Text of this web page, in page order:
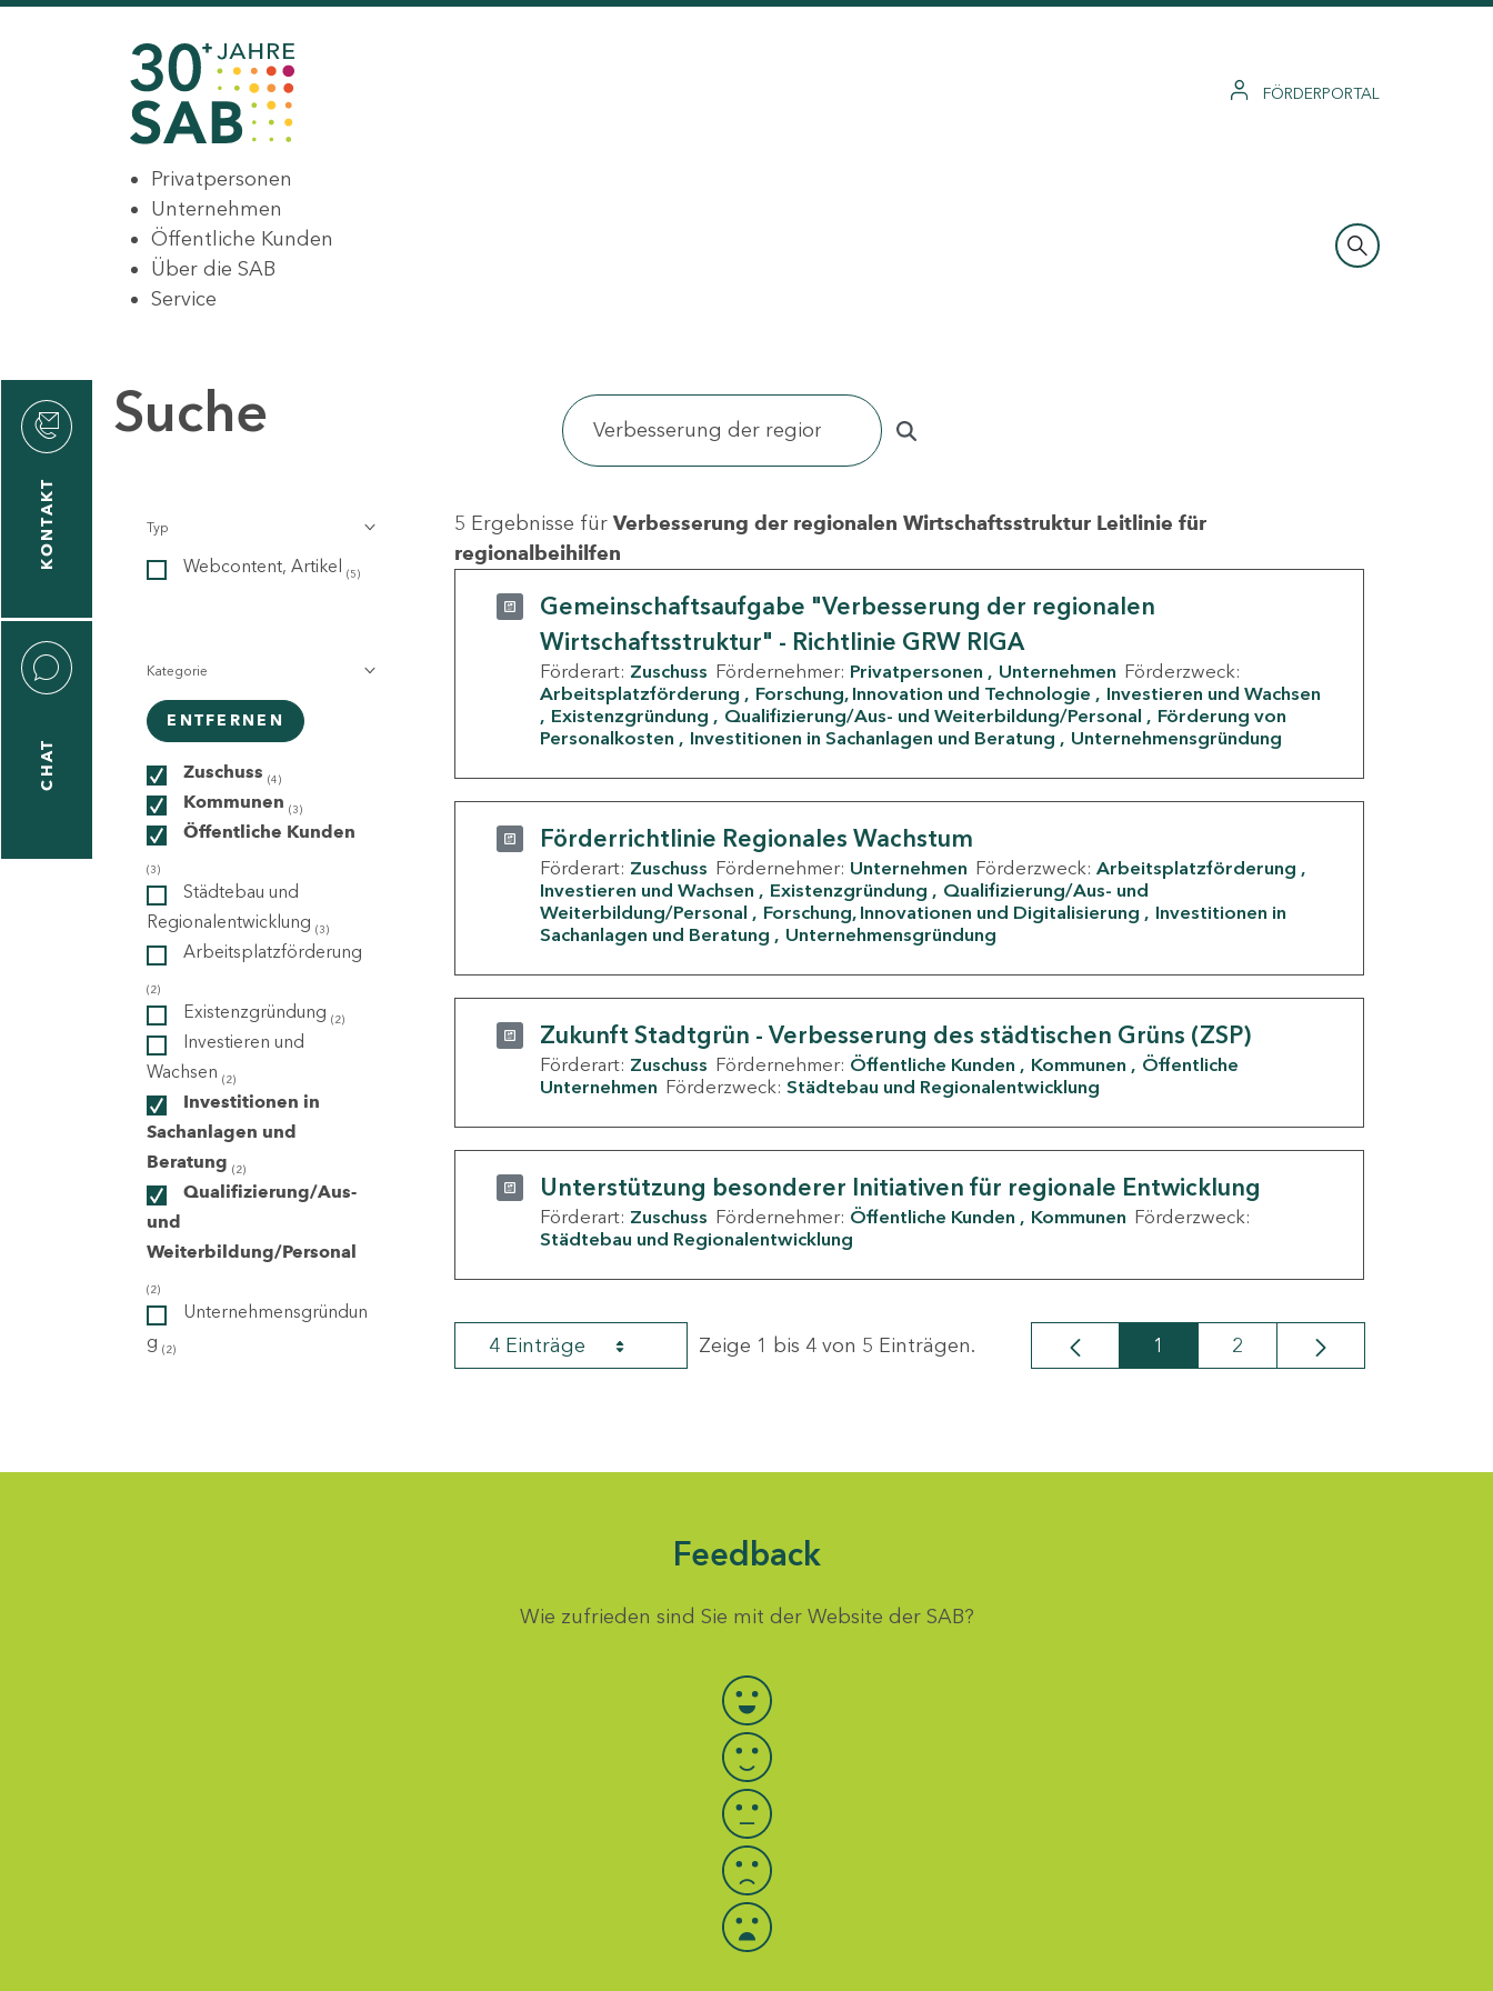
FÖRDERPORTAL
Privatpersonen
Unternehmen
Öffentliche Kunden
Über die SAB
Service
KONTAKT
CHAT
Suche
Typ
Webcontent, Artikel (5)
Kategorie
ENTFERNEN
Zuschuss (4)
Kommunen (3)
Öffentliche Kunden
(3)
Städtebau und
Regionalentwicklung (3)
Arbeitsplatzförderung
(2)
Existenzgründung (2)
Investieren und
Wachsen (2)
Investitionen in
Sachanlagen und
Beratung (2)
Qualifizierung/Aus-
und
Weiterbildung/Personal
(2)
Unternehmensgründun
g (2)
5 Ergebnisse für Verbesserung der regionalen Wirtschaftsstruktur Leitlinie für
regionalbeihilfen
Gemeinschaftsaufgabe "Verbesserung der regionalen
Wirtschaftsstruktur" - Richtlinie GRW RIGA
Förderart: Zuschuss Fördernehmer: Privatpersonen Unternehmen Förderzweck:
Arbeitsplatzförderung
Forschung, Innovation und Technologie
Investieren und Wachsen
Existenzgründung
Qualifizierung/Aus- und Weiterbildung/Personal
Förderung von
Personalkosten
Investitionen in Sachanlagen und Beratung Unternehmensgründung
Förderrichtlinie Regionales Wachstum
Förderart: Zuschuss Fördernehmer: Unternehmen Förderzweck: Arbeitsplatzförderung
Investieren und Wachsen
Existenzgründung
Qualifizierung/Aus- und
Weiterbildung/Personal
Forschung, Innovationen und Digitalisierung
Investitionen in
Sachanlagen und Beratung
Unternehmensgründung
Zukunft Stadtgrün - Verbesserung des städtischen Grüns (ZSP)
Förderart: Zuschuss Fördernehmer: Öffentliche Kunden Kommunen
Öffentliche
Unternehmen Förderzweck: Städtebau und Regionalentwicklung
Unterstützung besonderer Initiativen für regionale Entwicklung
Förderart: Zuschuss Fördernehmer: Öffentliche Kunden Kommunen Förderzweck:
Städtebau und Regionalentwicklung
4 Einträge Zeige 1 bis 4 von 5 Einträgen. Seite
1 Seite
2
Feedback
Wie zufrieden sind Sie mit der Website der SAB?
Bewertung auswählen